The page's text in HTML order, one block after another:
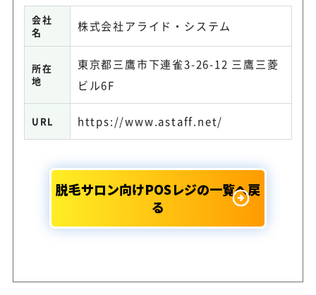
会社
名
株式会社アライド・システム
所在
地
東京都三鷹市下連雀3-26-12 三鷹三菱
ビル6F
URL https://www.astaff.net/
脱毛サロン向けPOSレジの一覧へ戻
る